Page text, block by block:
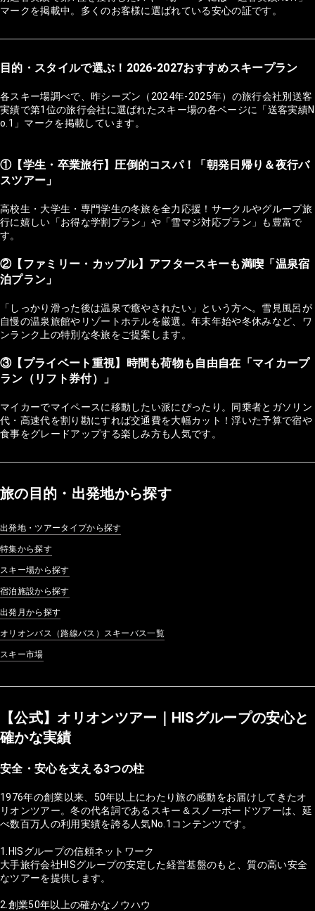
マークを掲載中。多くのお客様に選ばれている安心の証です。
目的・スタイルで選ぶ！2026-2027おすすめスキープラン
各スキー場調べで、昨シーズン（2024年-2025年）の旅行会社別送客
実績で第1位の旅行会社に選ばれたスキー場の各ページに「送客実績N
o.1」マークを掲載しています。
①【学生・卒業旅行】圧倒的コスパ！「朝発日帰り＆夜行バ
スツアー」
高校生・大学生・専門学生の冬旅を全力応援！サークルやグループ旅
行に嬉しい「お得な学割プラン」や「雪マジ対応プラン」も豊富で
す。
②【ファミリー・カップル】アフタースキーも満喫「温泉宿
泊プラン」
「しっかり滑った後は温泉で癒やされたい」という方へ。雪見風呂が
自慢の温泉旅館やリゾートホテルを厳選。年末年始や冬休みなど、ワ
ンランク上の特別な冬旅をご提案します。
③【プライベート重視】時間も荷物も自由自在「マイカープ
ラン（リフト券付）」
マイカーでマイペースに移動したい派にぴったり。同乗者とガソリン
代・高速代を割り勘にすれば交通費を大幅カット！浮いた予算で宿や
食事をグレードアップする楽しみ方も人気です。
旅の目的・出発地から探す
出発地・ツアータイプから探す
特集から探す
スキー場から探す
宿泊施設から探す
出発月から探す
オリオンバス（路線バス）スキーバス一覧
スキー市場
【公式】オリオンツアー｜HISグループの安心と
確かな実績
安全・安心を支える3つの柱
1976年の創業以来、50年以上にわたり旅の感動をお届けしてきたオ
リオンツアー。冬の代名詞であるスキー＆スノーボードツアーは、延
べ数百万人の利用実績を誇る人気No.1コンテンツです。
1.HISグループの信頼ネットワーク
大手旅行会社HISグループの安定した経営基盤のもと、質の高い安全
なツアーを提供します。
2.創業50年以上の確かなノウハウ